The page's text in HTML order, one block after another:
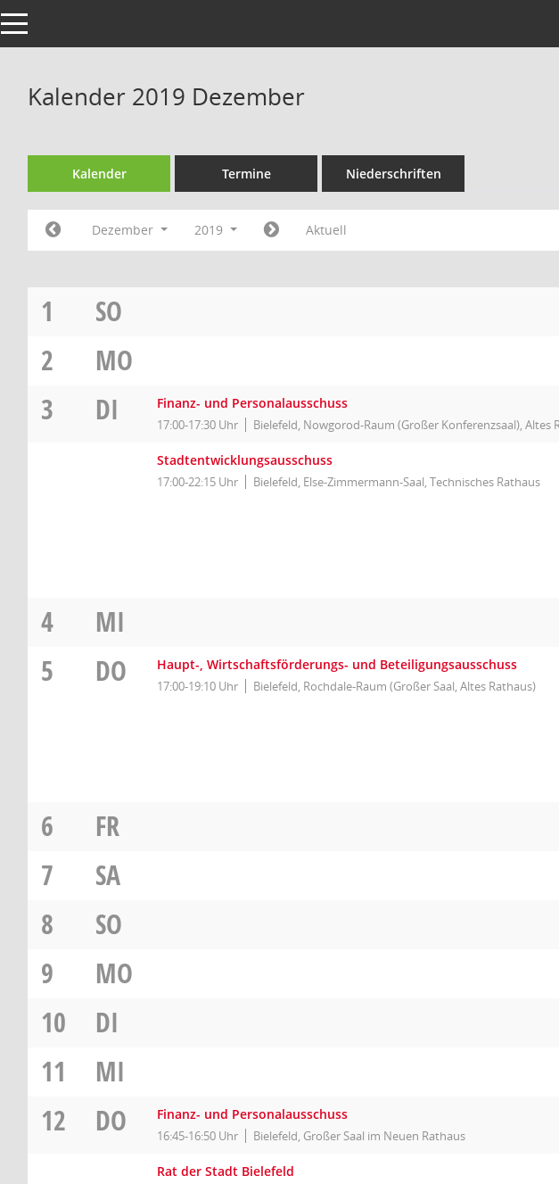
Toggle navigation
Kalender 2019 Dezember
Kalender Termine Niederschriften
Dezember 2019 Aktuell
1
SO
2
MO
3
DI Finanz- und Personalausschuss
17:00-17:30 Uhr Bielefeld, Nowgorod-Raum (Großer Konferenzsaal), Altes
Stadtentwicklungsausschuss
17:00-22:15 Uhr Bielefeld, Else-Zimmermann-Saal, Technisches Rathaus
4
MI
5
DO Haupt-, Wirtschaftsförderungs- und Beteiligungsausschuss
17:00-19:10 Uhr Bielefeld, Rochdale-Raum (Großer Saal, Altes Rathaus)
6
FR
7
SA
8
SO
9
MO
10
DI
11
MI
12
DO Finanz- und Personalausschuss
16:45-16:50 Uhr Bielefeld, Großer Saal im Neuen Rathaus
Rat der Stadt Bielefeld